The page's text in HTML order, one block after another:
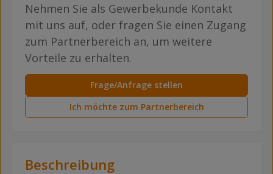
Nehmen Sie als Gewerbekunde Kontakt
mit uns auf, oder fragen Sie einen Zugang
zum Partnerbereich an, um weitere
Vorteile zu erhalten.
Frage/Anfrage stellen
Ich möchte zum Partnerbereich
Beschreibung